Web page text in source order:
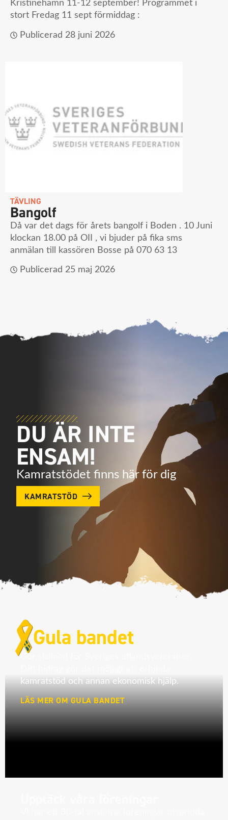
Kristinehamn 11-12 september! Programmet i
stort Fredag 11 sept förmiddag :
Publicerad 28 juni 2026
TÄVLING
Bangolf
Då var det dags för årets bangolf i Boden . 10 Juni
klockan 18.00 på OII , vi bjuder på fika sms
anmälan till kassören Bosse på 070 63 13
Publicerad 25 maj 2026
DU ÄR INTE
ENSAM!
Kamratstödet finns här för dig
KAMRATSTÖD
Gula bandet
Gör skillnad för Sveriges utlandsveteraner.
kamratstöd och annan ekonomisk hjälp.
LÄS MER OM GULA BANDET